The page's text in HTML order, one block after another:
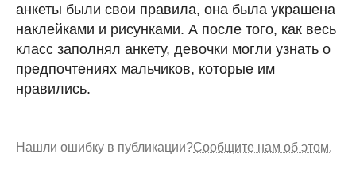
анкеты были свои правила, она была украшена
наклейками и рисунками. А после того, как весь
класс заполнял анкету, девочки могли узнать о
предпочтениях мальчиков, которые им
нравились.
Нашли ошибку в публикации?Сообщите нам об этом.